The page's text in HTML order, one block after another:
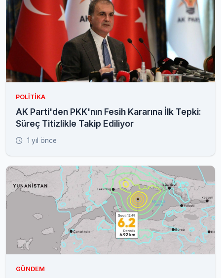
POLITIKA
AK Parti'den PKK'nın Fesih Kararına İlk Tepki:
Süreç Titizlikle Takip Ediliyor
1 yıl önce
GÜNDEM